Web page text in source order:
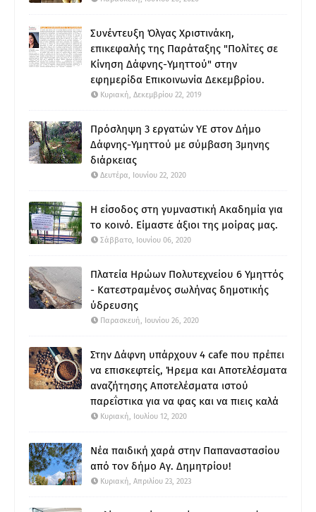
Συνέντευξη Όλγας Χριστινάκη,
επικεφαλής της Παράταξης "Πολίτες σε
Κίνηση Δάφνης-Υμηττού" στην
εφημερίδα Επικοινωνία Δεκεμβρίου.
Κυριακή, Δεκεμβρίου 22, 2019
Πρόσληψη 3 εργατών ΥΕ στον Δήμο
Δάφνης-Υμηττού με σύμβαση 3μηνης
διάρκειας
Δευτέρα, Ιουνίου 22, 2020
Η είσοδος στη γυμναστική Ακαδημία για
το κοινό. Είμαστε άξιοι της μοίρας μας.
Σάββατο, Ιουνίου 06, 2020
Πλατεία Ηρώων Πολυτεχνείου 6 Υμηττός
- Κατεστραμένος σωλήνας δημοτικής
ύδρευσης
Παρασκευή, Ιουνίου 26, 2020
Στην Δάφνη υπάρχουν 4 cafe που πρέπει
να επισκεφτείς, Ήρεμα και Αποτελέσματα
αναζήτησης Αποτελέσματα ιστού
παρεΐστικα για να φας και να πιεις καλά
Κυριακή, Ιουλίου 12, 2020
Νέα παιδική χαρά στην Παπαναστασίου
από τον δήμο Αγ. Δημητρίου!
Κυριακή, Απριλίου 23, 2023